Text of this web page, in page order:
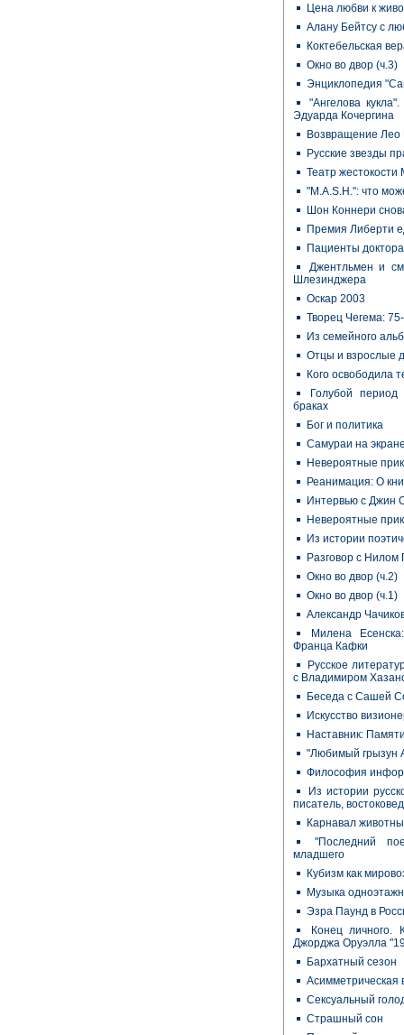
Цена любви к
Алану Бейтсу с
Коктебельская
Окно во двор (ч.3)
Энциклопедия
"Ангелова
Эдуарда Кочергина
Возвращение Лео
Русские звезды
Театр
"M.A.S.H.": что
Шон Коннери
Премия Либерти
Пациенты
Джентльмен и
Шлезинджера
Оскар 2003
Творец Чегема:
Из семейного
Отцы и взрослые
Кого освободила
Голубой
браках
Бог и политика
Самураи на
Невероятные
Реанимация: О
Интервью с Джин
Невероятные
Из истории
Разговор с Нилом
Окно во двор (ч.2)
Окно во двор (ч.1)
Александр
Милена
Франца Кафки
Русское
с Владимиром
Беседа с Сашей
Искусство
Наставник:
"Любимый грызун
Философия
Из истории
писатель, востоковед
Карнавал
"Последний
младшего
Кубизм как
Музыка
Эзра Паунд в
Конец личного.
Джорджа Оруэлла
Бархатный сезон
Асимметрическая
Сексуальный
Страшный сон